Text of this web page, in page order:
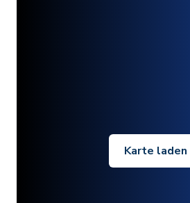
Karte laden